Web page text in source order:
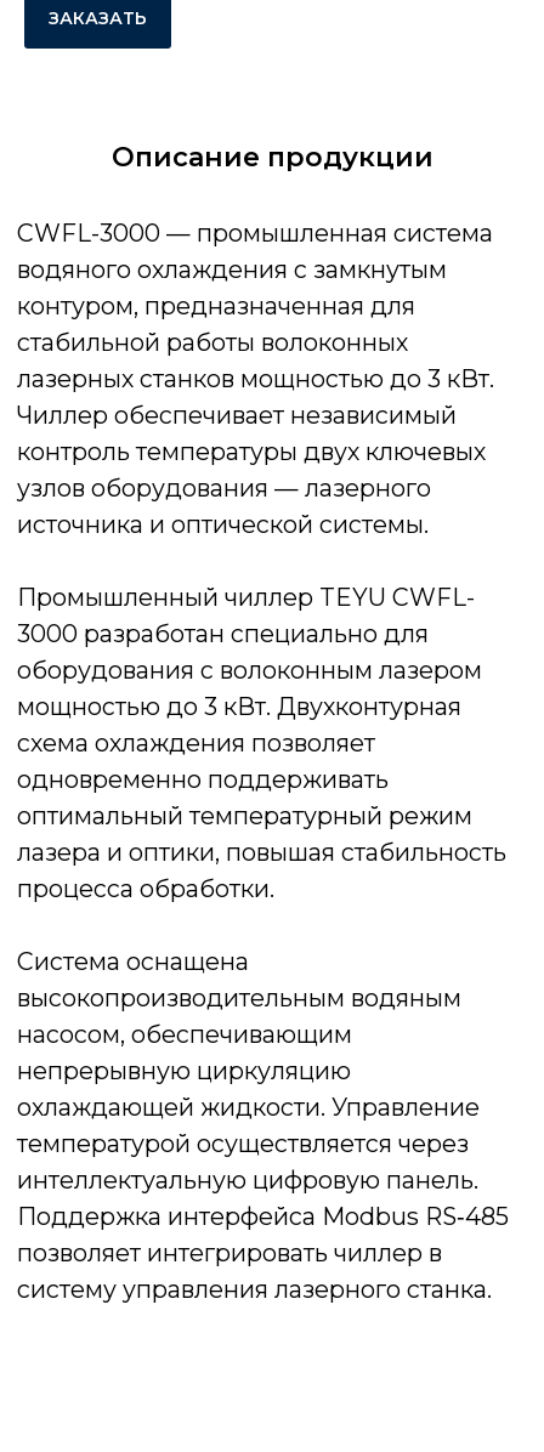
ЗАКАЗАТЬ
Описание продукции
источника и оптической системы.
мощностью до 3 кВт. Двухконтурная
схема охлаждения позволяет
оптимальный температурный режим
лазера и оптики, повышая стабильность
процесса обработки.
Система оснащена
высокопроизводительным водяным
насосом, обеспечивающим
непрерывную циркуляцию
охлаждающей жидкости. Управление
температурой осуществляется через
интеллектуальную цифровую панель.
Поддержка интерфейса Modbus RS‑485
позволяет интегрировать чиллер в